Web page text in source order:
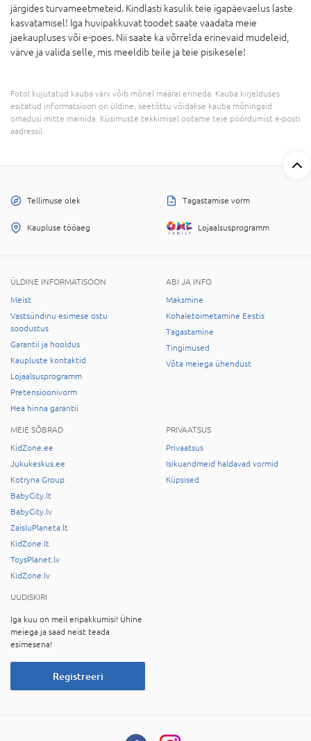
järgides turvameetmeteid. Kindlasti kasulik teie igapäevaelus laste
kasvatamisel! Iga huvipakkuvat toodet saate vaadata meie
jaekaupluses või e-poes. Nii saate ka võrrelda erinevaid mudeleid,
värve ja valida selle, mis meeldib teile ja teie pisikesele!
Fotol kujutatud kauba värv võib mõnel määral erineda. Kauba kirjelduses
esitatud informatsioon on üldine, seetõttu võidakse kauba mõningaid
omadusi mitte mainida. Küsimuste tekkimisel ootame teie pöördumist e-posti
aadressil
Tellimuse olek Tagastamise vorm
Kaupluse tööaeg Lojaalsusprogramm
ÜLDINE INFORMATISOON
Meist
Vastsündinu esimese ostu
soodustus
Garantii ja hooldus
Kaupluste kontaktid
Lojaalsusprogramm
Pretensioonivorm
Hea hinna garantii
ABI JA INFO
Maksmine
Kohaletoimetamine Eestis
Tagastamine
Tingimused
Võta meiega ühendust
MEIE SÕBRAD
KidZone.ee
Jukukeskus.ee
Kotryna Group
BabyCity.lt
BabyCity.lv
ZaisluPlaneta.lt
KidZone.lt
ToysPlanet.lv
KidZone.lv
PRIVAATSUS
Privaatsus
Isikuandmeid haldavad vormid
Küpsised
UUDISKIRI
Iga kuu on meil eripakkumisi! Ühine
meiega ja saad neist teada
esimesena!
Registreeri